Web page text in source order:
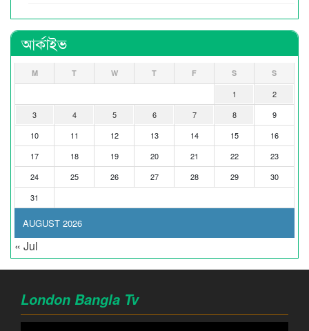
আর্কাইভ
AUGUST 2026
M T W T F S S
1
2
3
4 5 6 7 8
9
10
11 12 13 14 15
16
17
18 19 20 21 22
23
24
25 26 27 28 29
30
31
« Jul
London Bangla Tv